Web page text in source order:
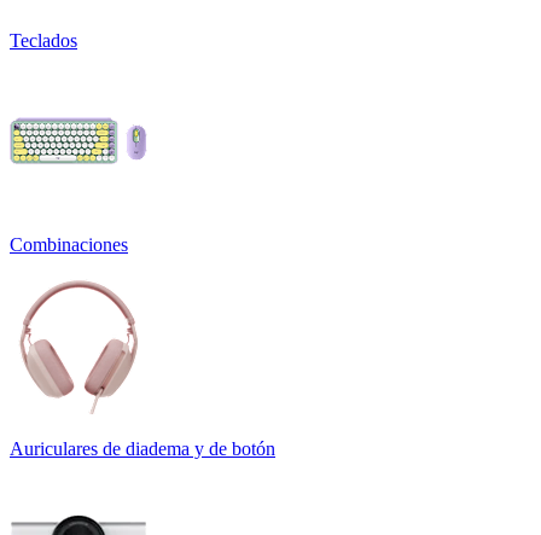
Teclados
Combinaciones
Auriculares de diadema y de botón